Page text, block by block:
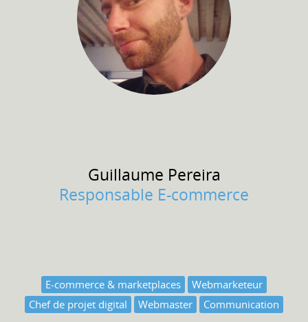
Guillaume Pereira
Responsable E-commerce
E-commerce & marketplaces
Webmarketeur
Chef de projet digital
Webmaster Communication